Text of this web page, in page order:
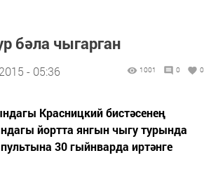
бәла чыгарган
- 05:36 1001 0 0
Красницкий бистәсенең
йортта янгын чыгу турында
30 гыйнварда иртәнге